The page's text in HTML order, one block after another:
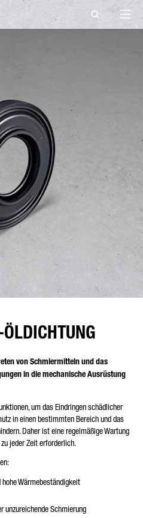
von Schmiermitteln und das
in die mechanische Ausrüstung
um das Eindringen schädlicher
in einen bestimmten Bereich und das
Daher ist eine regelmäßige Wartung
jeder Zeit erforderlich.
Wärmebeständigkeit
unzureichende Schmierung